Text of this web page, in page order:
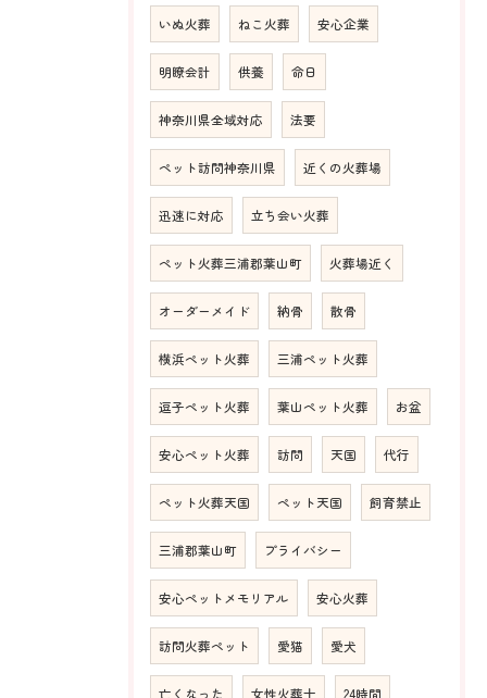
いぬ火葬 ねこ火葬 安心企業
明瞭会計 供養 命日
神奈川県全域対応 法要
ペット訪問神奈川県 近くの火葬場
迅速に対応 立ち会い火葬
ペット火葬三浦郡葉山町 火葬場近く
オーダーメイド 納骨 散骨
横浜ペット火葬 三浦ペット火葬
逗子ペット火葬 葉山ペット火葬 お盆
安心ペット火葬 訪問 天国 代行
ペット火葬天国 ペット天国 飼育禁止
三浦郡葉山町 プライバシー
安心ペットメモリアル 安心火葬
訪問火葬ペット 愛猫 愛犬
亡くなった 女性火葬士 24時間